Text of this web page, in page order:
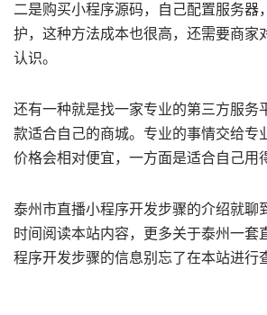
二是购买小程序源码，自己配置服务器
护，这种方法成本也很高，还需要商家
认识。
还有一种就是找一家专业的第三方服务
款适合自己的商城。专业的事情交给专
价格会相对便宜，一方面是适合自己用
泰州市直播小程序开发步骤的介绍就聊
时间阅读本站内容，更多关于泰州一套
程序开发步骤的信息别忘了在本站进行